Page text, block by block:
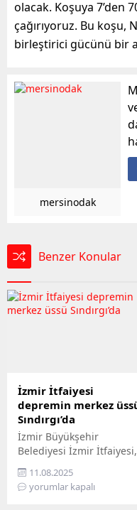
olacak. Koşuya 7’den
çağırıyoruz. Bu koşu,
birleştirici gücünü bir
mersinodak
Benzer Konular
İzmir İtfaiyesi
depremin merkez
Sındırgı’da
İzmir Büyükşehir
Belediyesi İzmir İtfaiyesi,
merkez üssü Balıkesir’in
Sındırgı ilçesinde olan 6.1
büyüklüğündeki
11.08.2025
yorumlar kapalı